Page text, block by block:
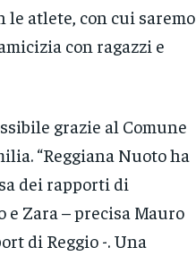
atlete, con cui saremo
con ragazzi e
grazie al Comune
“Reggiana Nuoto ha
dei rapporti di
e Zara – precisa Mauro
di Reggio -. Una